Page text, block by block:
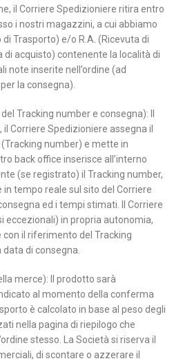
il Corriere Spedizioniere ritira entro
i nostri magazzini, a cui abbiamo
di Trasporto) e/o R.A. (Ricevuta di
di acquisto) contenente la località di
note inserite nell’ordine (ad
la consegna).
Tracking number e consegna): Il
Corriere Spedizioniere assegna il
number) e mette in
back office inserisce all’interno
(se registrato) il Tracking number,
tempo reale sul sito del Corriere
ed i tempi stimati. Il Corriere
eccezionali) in propria autonomia,
con il riferimento del Tracking
di consegna.
merce): Il prodotto sarà
al momento della conferma
è calcolato in base al peso degli
nella pagina di riepilogo che
stesso. La Società si riserva il
di scontare o azzerare il